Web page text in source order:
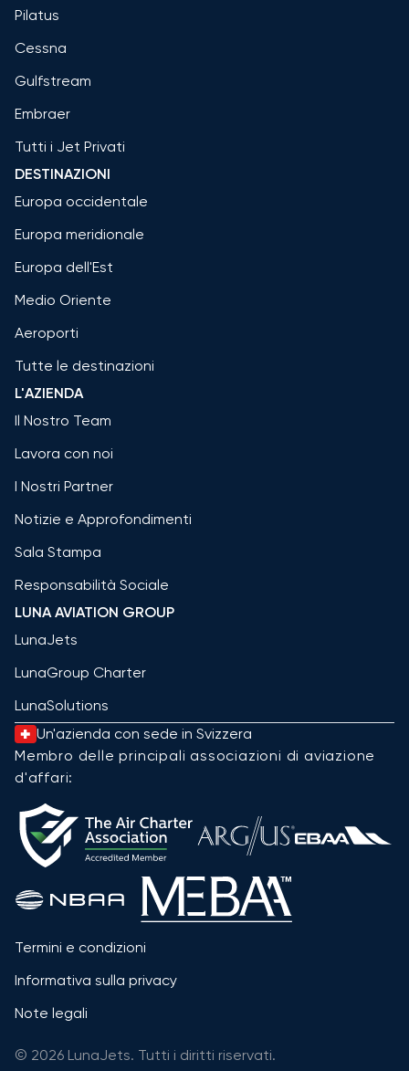
Pilatus
Cessna
Gulfstream
Embraer
Tutti i Jet Privati
DESTINAZIONI
Europa occidentale
Europa meridionale
Europa dell'Est
Medio Oriente
Aeroporti
Tutte le destinazioni
L'AZIENDA
Il Nostro Team
Lavora con noi
I Nostri Partner
Notizie e Approfondimenti
Sala Stampa
Responsabilità Sociale
LUNA AVIATION GROUP
LunaJets
LunaGroup Charter
LunaSolutions
Un'azienda con sede in Svizzera
Membro delle principali associazioni di aviazione
d'affari:
Termini e condizioni
Informativa sulla privacy
Note legali
© 2026 LunaJets. Tutti i diritti riservati.